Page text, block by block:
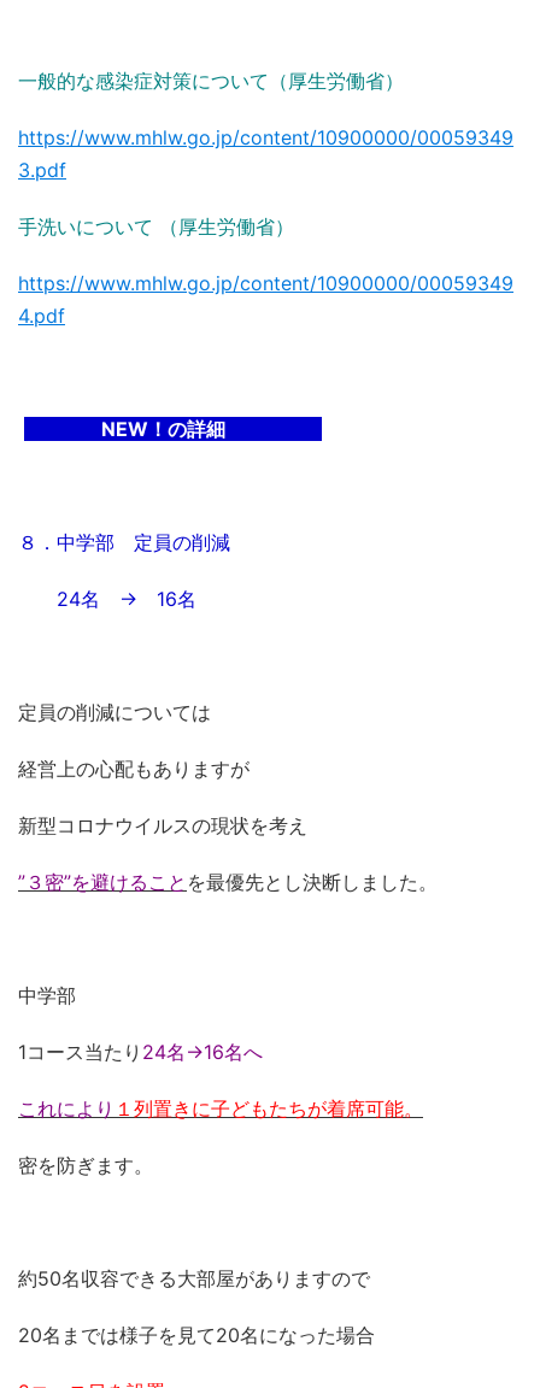
一般的な感染症対策について（厚生労働省）
https://www.mhlw.go.jp/content/10900000/00059349
3.pdf
手洗いについて （厚生労働省）
https://www.mhlw.go.jp/content/10900000/00059349
4.pdf
NEW！の詳細
８．中学部 定員の削減
24名 → 16名
定員の削減については
経営上の心配もありますが
新型コロナウイルスの現状を考え
”３密”を避けること を最優先とし決断しました。
中学部
1コース当たり 24名→16名へ
これにより １列置きに子どもたちが着席可能。
密を防ぎます。
約50名収容できる大部屋がありますので
20名までは様子を見て20名になった場合